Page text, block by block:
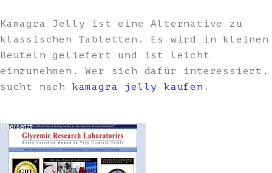
Kamagra Jelly ist eine Alternative zu
klassischen Tabletten. Es wird in kleinen
Beuteln geliefert und ist leicht
einzunehmen. Wer sich dafür interessiert,
sucht nach kamagra jelly kaufen .